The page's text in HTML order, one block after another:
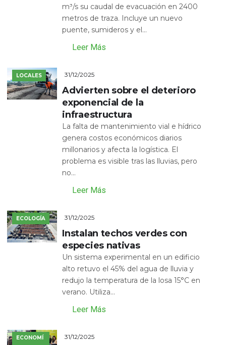
m³/s su caudal de evacuación en 2400
metros de traza. Incluye un nuevo
puente, sumideros y el...
Leer Más
LOCALES 31/12/2025
Advierten sobre el deterioro
exponencial de la
infraestructura
La falta de mantenimiento vial e hídrico
genera costos económicos diarios
millonarios y afecta la logística. El
problema es visible tras las lluvias, pero
no...
Leer Más
ECOLOGÍA 31/12/2025
Instalan techos verdes con
especies nativas
Un sistema experimental en un edificio
alto retuvo el 45% del agua de lluvia y
redujo la temperatura de la losa 15°C en
verano. Utiliza...
Leer Más
ECONOMÍ
31/12/2025